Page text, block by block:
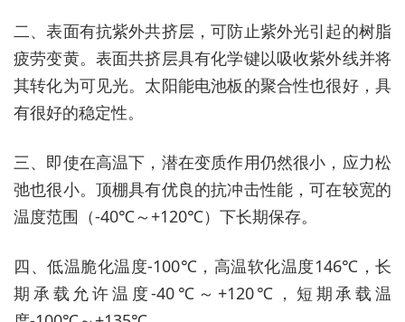
二、表面有抗紫外共挤层，可防止紫外光引起的树脂
疲劳变黄。表面共挤层具有化学键以吸收紫外线并将
其转化为可见光。太阳能电池板的聚合性也很好，具
有很好的稳定性。
三、即使在高温下，潜在变质作用仍然很小，应力松
弛也很小。顶棚具有优良的抗冲击性能，可在较宽的
温度范围（-40℃～+120℃）下长期保存。
四、低温脆化温度-100℃，高温软化温度146℃，长
期承载允许温度-40℃～+120℃，短期承载温